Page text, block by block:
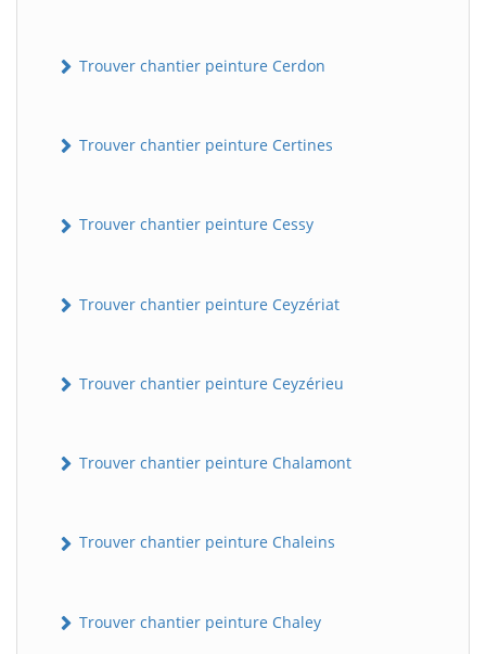
Trouver chantier peinture Cerdon
Trouver chantier peinture Certines
Trouver chantier peinture Cessy
Trouver chantier peinture Ceyzériat
Trouver chantier peinture Ceyzérieu
Trouver chantier peinture Chalamont
Trouver chantier peinture Chaleins
Trouver chantier peinture Chaley